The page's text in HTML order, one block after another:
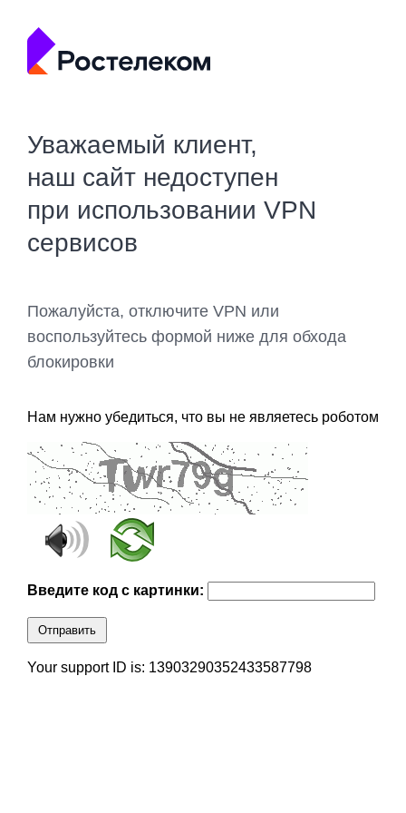
Уважаемый клиент,
наш сайт недоступен
при использовании VPN
сервисов
Пожалуйста, отключите VPN или
воспользуйтесь формой ниже для обхода
блокировки
Нам нужно убедиться, что вы не являетесь роботом
Введите код с картинки:
Отправить
Your support ID is: 13903290352433587798